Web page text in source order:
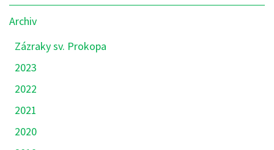
Akce
Archiv
Zázraky sv. Prokopa
2023
2022
2021
2020